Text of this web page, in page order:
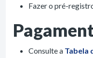
Fazer o pré-
Consulte a Tabela